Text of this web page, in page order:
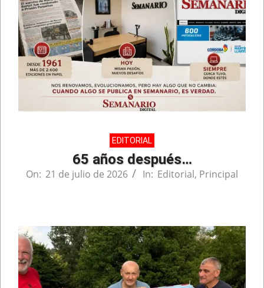
EDITORIAL
65 años después…
On: 21 de julio de 2026 In: Editorial, Principal